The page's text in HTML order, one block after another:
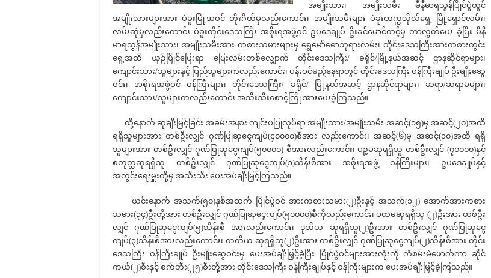
အမျိုးသား၊ အမျိုးသမီး မီနီမာရသွန်ပြိုင်ပွဲတွင်
အမျိုးသားများအား ပဲခူးမြို့အဝင် တိုးဂိတ်မှလည်းကောင်း၊ အမျိုးသမီးများ ပဲခူးတက္ကသိုလ်ရှေ့ မြို့ရှောင်လမ်း၊
လမ်းဆုံမှလည်းကောင်း ပဲခူးတိုင်းဒေသကြီး အစိုးရအဖွဲ့ဝင် ဥပဒေချုပ် ဦးခင်မောင်တင့်မှ တာလွှတ်ပေး ခဲ့ပြီး မီနီ
မာရသွန်အမျိုးသား၊ အမျိုးသမီးအား ကစားသမားများမှ ရွှေမော်ဓောဘုရားလမ်း၊ တိုင်းဒေသကြီးအားကစားကွင်း
ရှေ့အထိ ယှဉ်ပြိုင်ပြေးရာ ပြေးလမ်းတစ်လျှောက် တိုင်းဒေသကြီး/ ခရိုင်/မြို့နယ်အဆင့် ဌာနဆိုင်ရာများ၊
ကျောင်းသား/သူများနှင့် ပြည်သူများကလည်းကောင်း၊ ပန်းဝင်မည့်နေရာတွင် တိုင်းဒေသကြီး ဝန်ကြီးချုပ် ဦးမျိုး‌ဆွေ
ဝင်း၊ အစိုးရအဖွဲ့ဝင် ဝန်ကြီးများ၊ တိုင်းဒေသကြီး/ ခရိုင်/ မြို့နယ်အဆင့် ဌာနဆိုင်ရာများ၊ ဆရာ/ဆရာမများ၊
ကျောင်းသား/သူများကလည်းကောင်း အသီးသီးစောင့်ကြို အားပေးခဲ့ကြသည်။
ထို့နောက် ဆုချီးမြှင့်ခြင်း အခမ်းအနား ကျင်းပပြုလုပ်ရာ အမျိုးသား/အမျိုးသမီး အဆင့်(၁၅)မှ အဆင့်(၂၀)အထိ
ရရှိသူများအား တစ်ဦးလျှင် ဂုဏ်ပြုဆုငွေကျပ်(၄၀၀၀၀)စီအား လည်းကောင်း၊ အဆင့်(၆)မှ အဆင့်(၁၀)အထိ ရရှိ
သူများအား တစ်ဦးလျှင် ဂုဏ်ပြုဆုငွေကျပ်(၅၀၀၀၀) စီအားလည်းကောင်း၊ ပဉ္စမဆုရရှိသူ တစ်ဦးလျှင် (၇၀၀၀၀)နှင့်
စတုတ္ထဆုရရှိသူ တစ်ဦးလျှင် ဂုဏ်ပြုဆုငွေကျပ်(၁)သိန်းစီအား အစိုးရအဖွဲ့ ဝန်ကြီးများ၊ ဥပဒေချုပ်နှင့်
အတွင်းရေးမှူးတို့မှ အသီးသီး ပေးအပ်ချီးမြှင့်ကြသည်။
ယင်းနောက် အသက်(၅၀)နှစ်အထက် ပြိုင်ပွဲဝင် အားကစားသမား(၂)ဦးနှင့် အသက်(၁၂) အောက်အားကစား
သမား(၃၄)ဦးတို့အား တစ်ဦးလျှင် ဂုဏ်ပြုဆုငွေကျပ်(၅၀၀၀၀)စီကိုလည်းကောင်း၊ ပထမဆုရရှိသူ (၂)ဦးအား တစ်ဦး
လျှင် ဂုဏ်ပြုဆုငွေကျပ်(၅)သိန်းစီ အားလည်းကောင်း၊ ဒုတိယ ဆုရရှိသူ(၂)ဦးအား တစ်ဦးလျှင် ဂုဏ်ပြုဆုငွေ
ကျပ်(၃)သိန်းစီအားလည်းကောင်း၊ တတိယ ဆုရရှိသူ(၂)ဦးအား တစ်ဦးလျှင် ဂုဏ်ပြုဆုငွေကျပ်(၂)သိန်းစီအား တိုင်း
ဒေသကြီး ဝန်ကြီးချုပ် ဦးမျိုးဆွေဝင်းမှ ပေးအပ်ချီးမြှင့်ခဲ့ပြီး ပြိုင်ပွဲဝင်များအားလုံးကို ကံစမ်းမဲဖောက်ကာ ဆိုင်
ကယ်(၂)စီးနှင့် စက်ဘီး(၂၅)စီးတို့အား တိုင်းဒေသကြီး ဝန်ကြီးချုပ်နှင့် ဝန်ကြီးများက ပေးအပ်ချီးမြှင့်ခဲ့ကြသည်။